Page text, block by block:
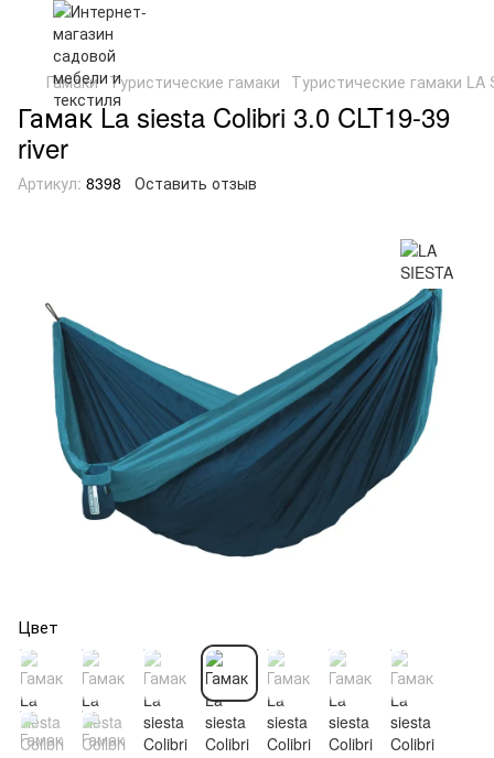
Гамаки Туристические гамаки Туристические гамаки LA
Гамак La siesta Colibri 3.0 CLT19-39
river
Артикул: 8398 Оставить отзыв
Цвет